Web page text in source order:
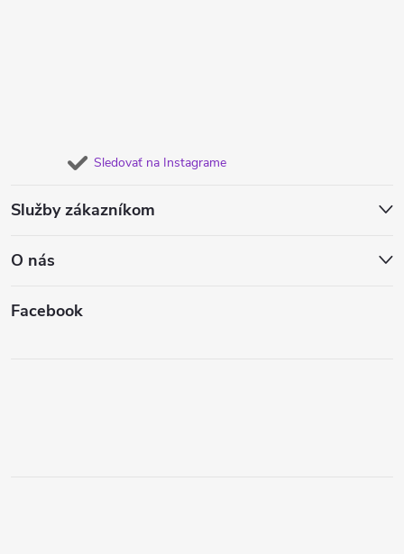
Sledovať na Instagrame
Služby zákazníkom
O nás
Facebook